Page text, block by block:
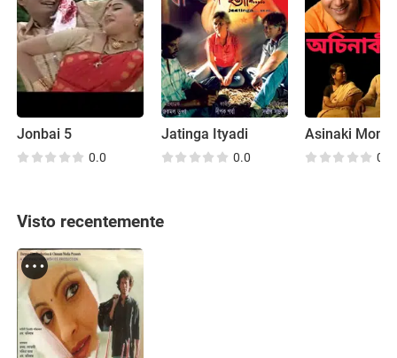
Jonbai 5
0.0
Jatinga Ityadi
0.0
Asinaki Mon
0.0
Visto recentemente